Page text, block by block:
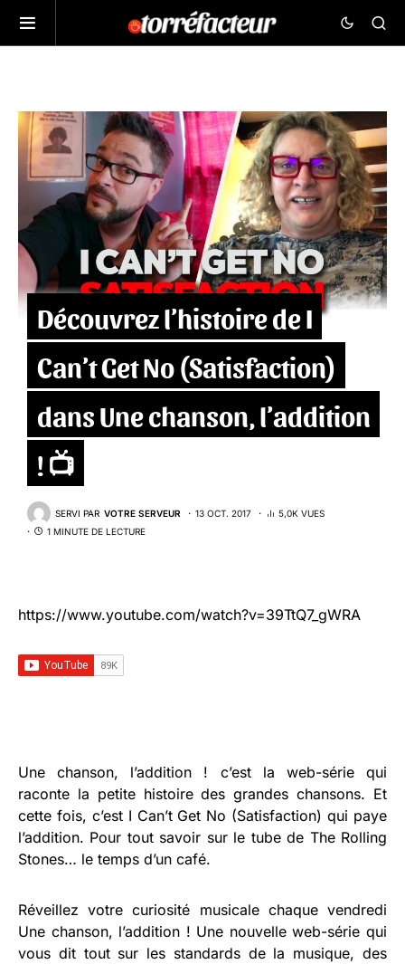
Découvrez l’histoire de I
Can’t Get No (Satisfaction)
dans Une chanson, l’addition
! 📺
SERVI PAR VOTRE SERVEUR 13 OCT. 2017
5,0K VUES
1 MINUTE DE LECTURE
https://www.youtube.com/watch?v=39TtQ7_gWRA
Une chanson, l’addition ! c’est la web-série qui
raconte la petite histoire des grandes chansons. Et
cette fois, c’est I Can’t Get No (Satisfaction) qui paye
l’addition. Pour tout savoir sur le tube de The Rolling
Stones… le temps d’un café.
Réveillez votre curiosité musicale chaque vendredi
Une chanson, l’addition ! Une nouvelle web-série qui
vous dit tout sur les standards de la musique, des